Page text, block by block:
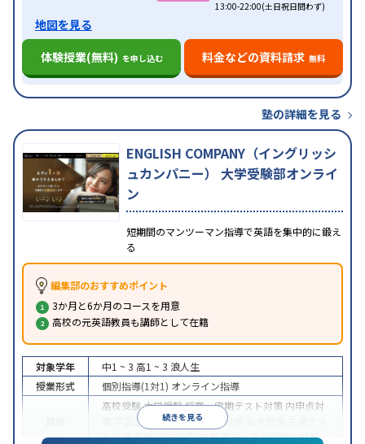
13:00-22:00(土日祝日問わず)
地図を見る
体験授業(無料) を申し込む 料金などの資料請求 無料
塾の詳細を見る
ENGLISH COMPANY（イングリッシ
ュカンパニー） 大学受験部オンライ
ン
短期間のマンツーマン指導で英語を集中的に鍛え
る
編集部のおすすめポイント
3か月と6か月のコースを用意
高校の元英語教員も講師として在籍
続きを見る
対象学年 中1 ~ 3 高1 ~ 3 浪人生
授業形式
個別指導(1対1) オンライン指導
高校受験大学受験授業・定期テスト対策 内申点対
学習習慣の定着国公立大対策
ト対策英検(英語検定)対策英語・英会話特化対策